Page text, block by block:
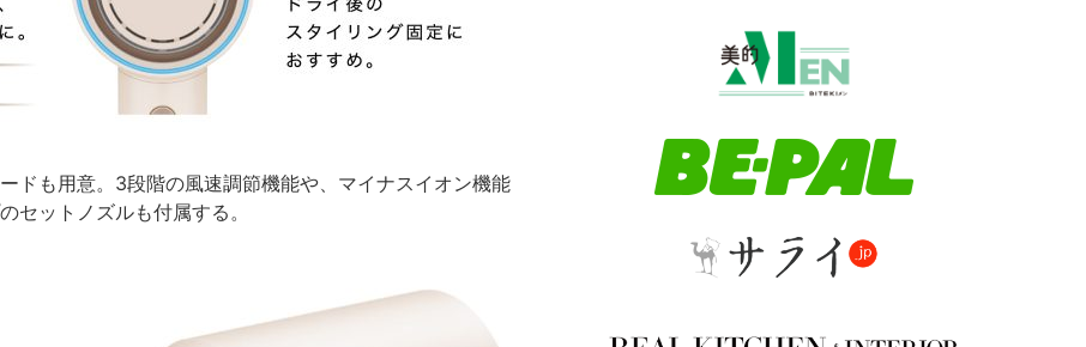
ドも用意。3段階の風速調節機能や、マイナスイオン機能
セットノズルも付属する。